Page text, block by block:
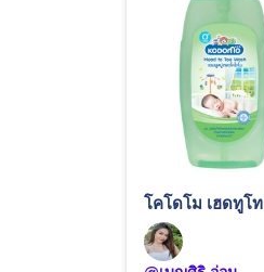
โคโดโม เฮดทูโท